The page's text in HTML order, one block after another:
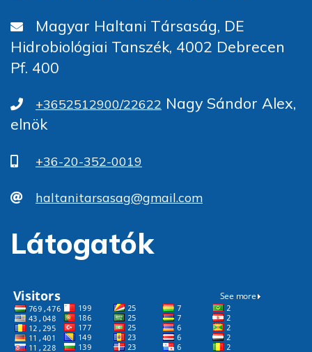
Magyar Haltani Társaság, DE
Hidrobiológiai Tanszék, 4002 Debrecen
Pf. 400
+3652512900/22622 Nagy Sándor Alex,
elnök
+36-20-352-0019
haltanitarsasag@gmail.com
Látogatók